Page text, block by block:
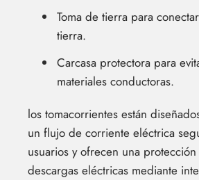
Toma de tierra para
tierra.
Carcasa protectora para
materiales conductoras.
los tomacorrientes están
un flujo de corriente eléctrica
usuarios y ofrecen una
descargas eléctricas mediante